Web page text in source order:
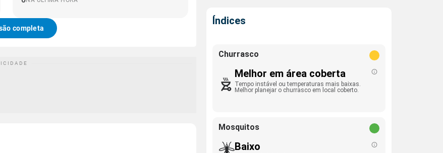
completa
Índices
Churrasco
Melhor em área coberta
Tempo instável ou temperaturas mais baixas.
Melhor planejar o churrasco em local coberto.
Mosquitos
Baixo